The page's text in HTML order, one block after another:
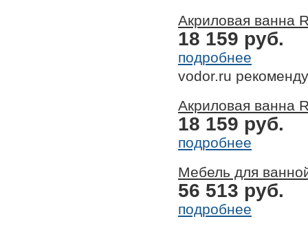
Акриловая ванна
18 159 руб.
подробнее
vodor.ru
Акриловая ванна
18 159 руб.
подробнее
Мебель для
56 513 руб.
подробнее